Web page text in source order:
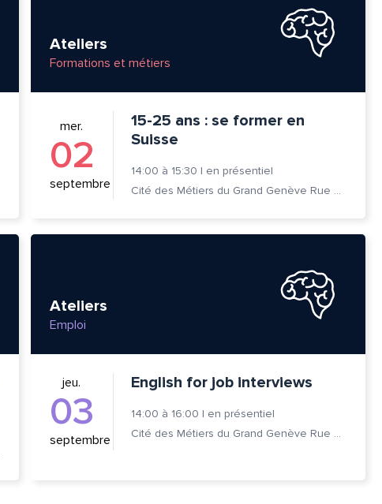
Ateliers
Formations et métiers
mer.
02
septembre
15-25 ans : se former en
Suisse
14:00 à 15:30 | en présentiel
Cité des Métiers du Grand Genève Rue Prévost-Martin 6 1205 Genève
Ateliers
Emploi
jeu.
03
septembre
English for job interviews
14:00 à 16:00 | en présentiel
Cité des Métiers du Grand Genève Rue Prévost-Martin 6 1205 Genève